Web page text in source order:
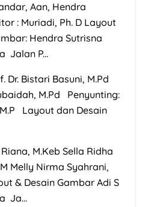
Aan, Hendra
: Muriadi, Ph. D Layout
Hendra Sutrisna
Jalan P...
Dr. Bistari Basuni, M.Pd
M.Pd Penyunting:
Layout dan Desain
M.Keb Sella Ridha
Melly Nirma Syahrani,
& Desain Gambar Adi S
Ja...